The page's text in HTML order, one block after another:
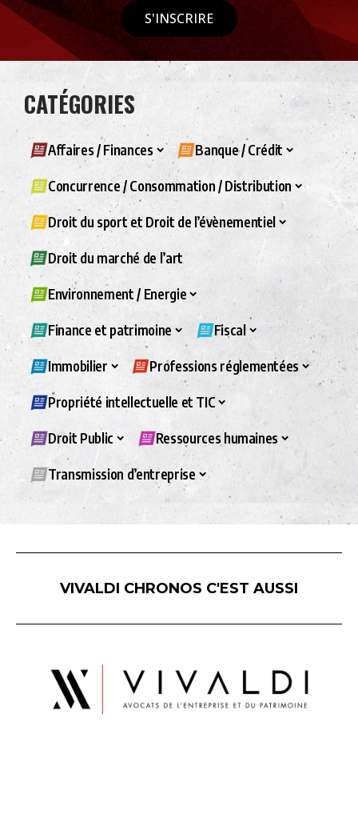
S'INSCRIRE
CATÉGORIES
Affaires / Finances Banque / Crédit
Concurrence / Consommation / Distribution
Droit du sport et Droit de l’évènementiel
Droit du marché de l’art
Environnement / Energie
Finance et patrimoine Fiscal
Immobilier Professions réglementées
Propriété intellectuelle et TIC
Droit Public Ressources humaines
Transmission d’entreprise
VIVALDI CHRONOS C'EST AUSSI